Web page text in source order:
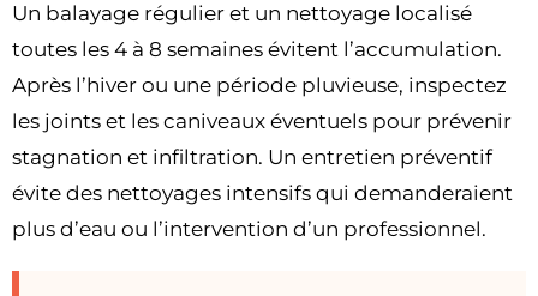
Un balayage régulier et un nettoyage localisé
toutes les 4 à 8 semaines évitent l’accumulation.
Après l’hiver ou une période pluvieuse, inspectez
les joints et les caniveaux éventuels pour prévenir
stagnation et infiltration. Un entretien préventif
évite des nettoyages intensifs qui demanderaient
plus d’eau ou l’intervention d’un professionnel.